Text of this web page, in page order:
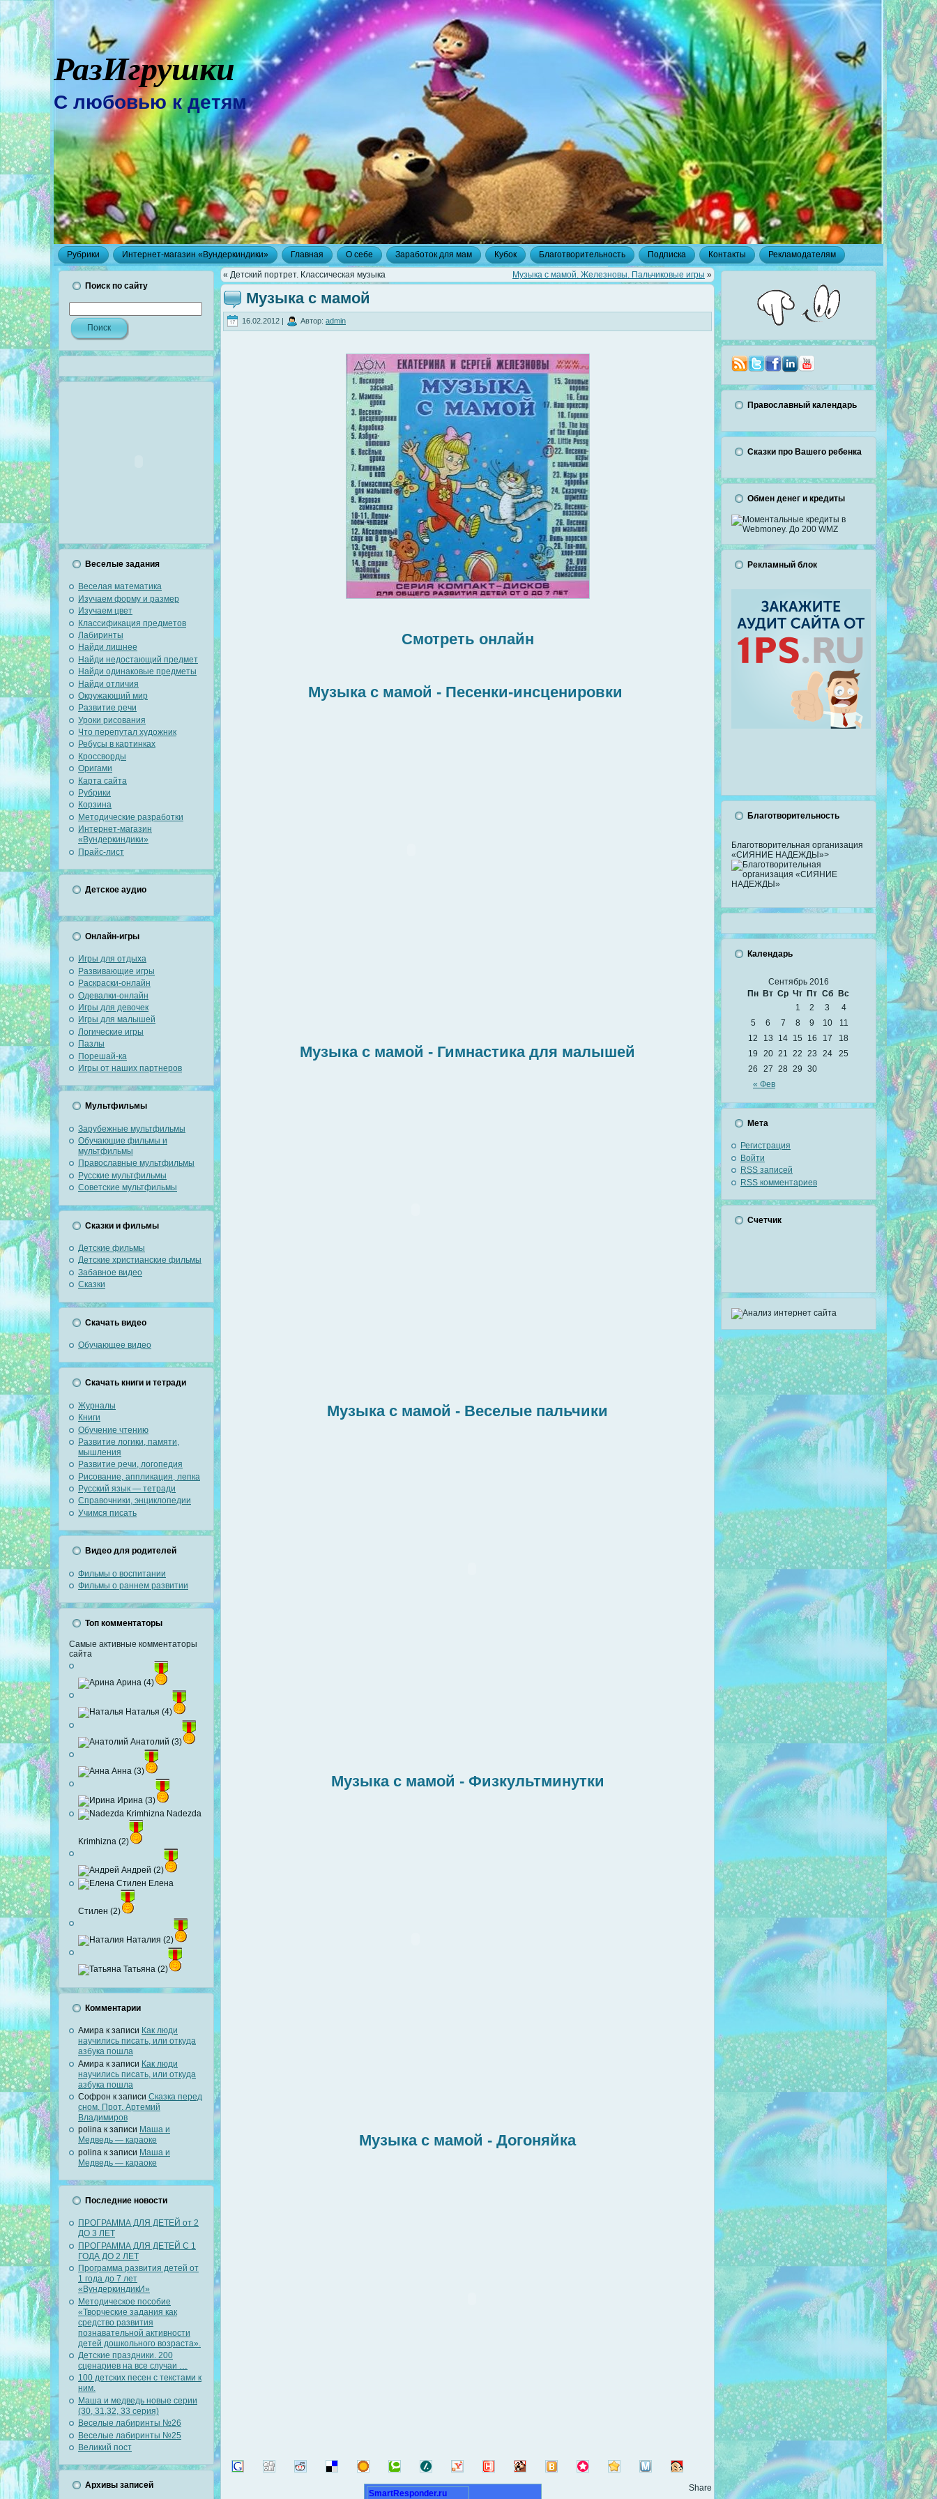
РазИгрушки
С любовью к детям
Рубрики Интернет-магазин «Вундеркиндики» Главная О себе Заработок для мам Кубок Благотворительность Подписка Контакты Рекламодателям
Поиск по сайту
Веселые задания
Веселая математика
Изучаем форму и размер
Изучаем цвет
Классификация предметов
Лабиринты
Найди лишнее
Найди недостающий предмет
Найди одинаковые предметы
Найди отличия
Окружающий мир
Развитие речи
Уроки рисования
Что перепутал художник
Ребусы в картинках
Кроссворды
Оригами
Карта сайта
Рубрики
Корзина
Методические разработки
Интернет-магазин
«Вундеркиндики»
Прайс-лист
Детское аудио
Онлайн-игры
Игры для отдыха
Развивающие игры
Раскраски-онлайн
Одевалки-онлайн
Игры для девочек
Игры для малышей
Логические игры
Пазлы
Порешай-ка
Игры от наших партнеров
Мультфильмы
Зарубежные мультфильмы
Обучающие фильмы и
мультфильмы
Православные мультфильмы
Русские мультфильмы
Советские мультфильмы
Сказки и фильмы
Детские фильмы
Детские христианские фильмы
Забавное видео
Сказки
Скачать видео
Обучающее видео
Скачать книги и тетради
Журналы
Книги
Обучение чтению
Развитие логики, памяти,
мышления
Развитие речи, логопедия
Рисование, аппликация, лепка
Русский язык — тетради
Справочники, энциклопедии
Учимся писать
Видео для родителей
Фильмы о воспитании
Фильмы о раннем развитии
Топ комментаторы
Самые активные комментаторы
сайта
Арина (4)
Наталья (4)
Анатолий (3)
Анна (3)
Ирина (3)
Nadezda
Krimhizna (2)
Андрей (2)
Елена
Стилен (2)
Наталия (2)
Татьяна (2)
Комментарии
Амира к записи Как люди
научились писать, или откуда
азбука пошла
Амира к записи Как люди
научились писать, или откуда
азбука пошла
Софрон к записи Сказка перед
сном. Прот. Артемий
Владимиров
polina к записи Маша и
Медведь — караоке
polina к записи Маша и
Медведь — караоке
Последние новости
ПРОГРАММА ДЛЯ ДЕТЕЙ от 2
ДО 3 ЛЕТ
ПРОГРАММА ДЛЯ ДЕТЕЙ С 1
ГОДА ДО 2 ЛЕТ
Программа развития детей от
1 года до 7 лет
«ВундеркиндикИ»
Методическое пособие
«Творческие задания как
средство развития
познавательной активности
детей дошкольного возраста».
Детские праздники. 200
сценариев на все случаи …
100 детских песен с текстами к
ним.
Маша и медведь новые серии
(30, 31,32, 33 серия)
Веселые лабиринты №26
Веселые лабиринты №25
Великий пост
Архивы записей
« Детский портрет. Классическая музыка Музыка с мамой. Железновы. Пальчиковые игры »
Музыка с мамой
16.02.2012 | Автор: admin
Смотреть онлайн
Музыка с мамой - Песенки-инсценировки
Музыка с мамой - Гимнастика для малышей
Музыка с мамой - Веселые пальчики
Музыка с мамой - Физкультминутки
Музыка с мамой - Догоняйка
Share
SmartResponder.ru
Православный календарь
Сказки про Вашего ребенка
Обмен денег и кредиты
Рекламный блок
Благотворительность
Благотворительная организация
«СИЯНИЕ НАДЕЖДЫ»>
Календарь
Сентябрь 2016
Пн Вт Ср Чт Пт Сб Вс
« Фев
1 2 3
4
5
6 7 8 9 10
11
12
13 14 15 16 17
18
19
20 21 22 23 24
25
26
27 28 29 30
Мета
Регистрация
Войти
RSS записей
RSS комментариев
Счетчик